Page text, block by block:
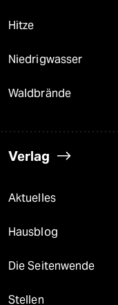
Hitze
Niedrigwasser
Waldbrände
Verlag
Aktuelles
Hausblog
Die Seitenwende
Stellen